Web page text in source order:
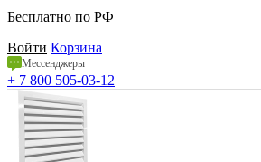
Бесплатно по РФ
Войти Корзина
Мессенджеры
+ 7 800 505-03-12